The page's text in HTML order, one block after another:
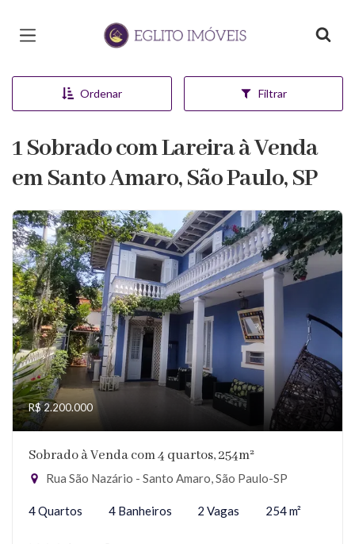
Página inicial
Ordenar Filtrar
1 Sobrado com Lareira à Venda
em Santo Amaro, São Paulo, SP
R$ 2.200.000
Sobrado à Venda com 4 quartos, 254m²
Rua São Nazário - Santo Amaro, São Paulo-SP
4 Quartos 4 Banheiros 2 Vagas 254 m²